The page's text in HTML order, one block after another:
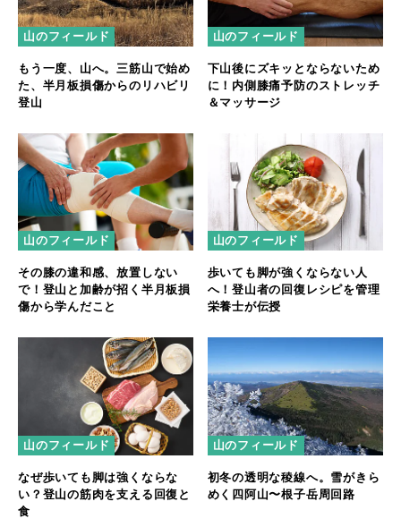
山のフィールド
もう一度、山へ。三筋山で始め
た、半月板損傷からのリハビリ
登山
山のフィールド
下山後にズキッとならないため
に！内側膝痛予防のストレッチ
＆マッサージ
山のフィールド
その膝の違和感、放置しない
で！登山と加齢が招く半月板損
傷から学んだこと
山のフィールド
歩いても脚が強くならない人
へ！登山者の回復レシピを管理
栄養士が伝授
山のフィールド
なぜ歩いても脚は強くならな
い？登山の筋肉を支える回復と
食
山のフィールド
初冬の透明な稜線へ。雪がきら
めく四阿山〜根子岳周回路